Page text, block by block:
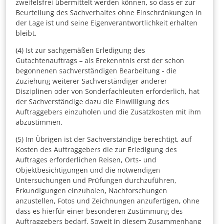
zweifelsfrei übermittelt werden können, so dass er zur
Beurteilung des Sachverhaltes ohne Einschränkungen in
der Lage ist und seine Eigenverantwortlichkeit erhalten
bleibt.
(4) Ist zur sachgemäßen Erledigung des
Gutachtenauftrags – als Erekenntnis erst der schon
begonnenen sachverständigen Bearbeitung - die
Zuziehung weiterer Sachverständiger anderer
Disziplinen oder von Sonderfachleuten erforderlich, hat
der Sachverständige dazu die Einwilligung des
Auftraggebers einzuholen und die Zusatzkosten mit ihm
abzustimmen.
(5) Im Übrigen ist der Sachverständige berechtigt, auf
Kosten des Auftraggebers die zur Erledigung des
Auftrages erforderlichen Reisen, Orts- und
Objektbesichtigungen und die notwendigen
Untersuchungen und Prüfungen durchzuführen,
Erkundigungen einzuholen, Nachforschungen
anzustellen, Fotos und Zeichnungen anzufertigen, ohne
dass es hierfür einer besonderen Zustimmung des
Auftraggebers bedarf. Soweit in diesem Zusammenhang